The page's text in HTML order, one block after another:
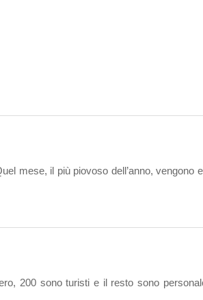
mese, il più piovoso dell’anno, vengono
200 sono turisti e il resto sono